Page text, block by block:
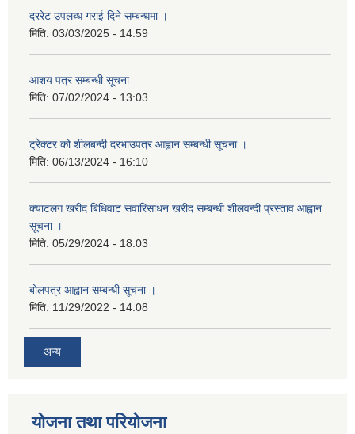
दररेट उपलब्ध गराई दिने सम्बन्धमा ।
मिति: 03/03/2025 - 14:59
आशय पत्र सम्बन्धी सूचना
मिति: 07/02/2024 - 13:03
ट्रेक्टर को शीलबन्दी दरभाउपत्र आह्वान सम्बन्धी सूचना ।
मिति: 06/13/2024 - 16:10
क्याटलग खरीद बिधिवाट सवारिसाधन खरीद सम्बन्धी शीलवन्दी प्रस्ताव आह्वान
सूचना ।
मिति: 05/29/2024 - 18:03
बोलपत्र आह्वान सम्बन्धी सूचना ।
मिति: 11/29/2022 - 14:08
अन्य
योजना तथा परियोजना